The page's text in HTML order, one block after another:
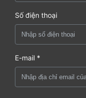
Số điện thoại
E-mail *